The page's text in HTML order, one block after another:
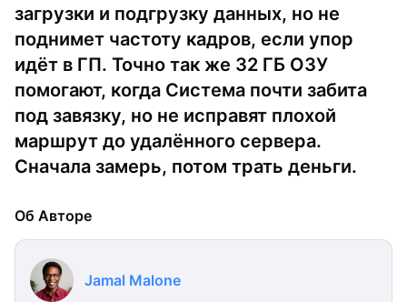
загрузки и подгрузку данных, но не
поднимет частоту кадров, если упор
идёт в ГП. Точно так же 32 ГБ ОЗУ
помогают, когда Система почти забита
под завязку, но не исправят плохой
маршрут до удалённого сервера.
Сначала замерь, потом трать деньги.
Об Авторе
Jamal Malone